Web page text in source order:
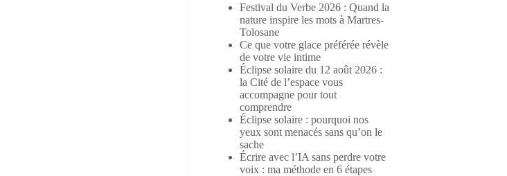
Festival du Verbe 2026 : Quand la
nature inspire les mots à Martres-
Tolosane
Ce que votre glace préférée révèle
de votre vie intime
Éclipse solaire du 12 août 2026 :
la Cité de l’espace vous
accompagne pour tout
comprendre
Éclipse solaire : pourquoi nos
yeux sont menacés sans qu’on le
sache
Écrire avec l’IA sans perdre votre
voix : ma méthode en 6 étapes